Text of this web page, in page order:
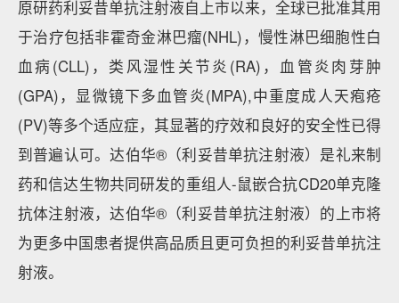
原研药利妥昔单抗注射液自上市以来，全球已批准其用
于治疗包括非霍奇金淋巴瘤(NHL)，慢性淋巴细胞性白
血病(CLL)，类风湿性关节炎(RA)，血管炎肉芽肿
(GPA)，显微镜下多血管炎(MPA),中重度成人天疱疮
(PV)等多个适应症，其显著的疗效和良好的安全性已得
到普遍认可。达伯华®（利妥昔单抗注射液）是礼来制
药和信达生物共同研发的重组人-鼠嵌合抗CD20单克隆
抗体注射液，达伯华®（利妥昔单抗注射液）的上市将
为更多中国患者提供高品质且更可负担的利妥昔单抗注
射液。